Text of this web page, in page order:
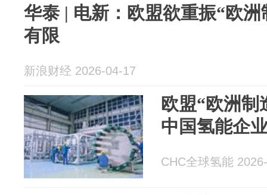
华泰 | 电新：欧盟欲重振“欧
有限
新浪财经 2026-04-17
欧盟“欧洲
中国氢能企
CHC全球氢能